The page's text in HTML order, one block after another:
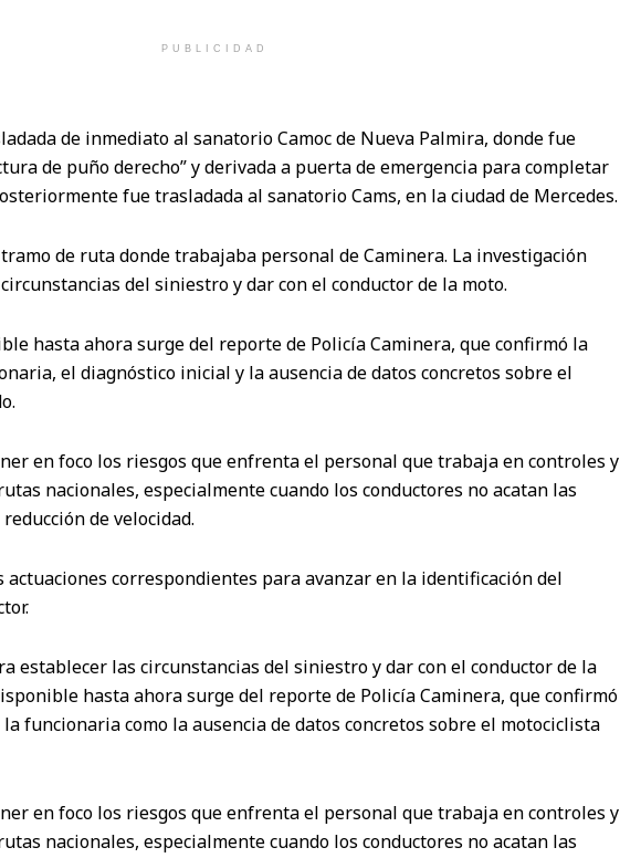
PUBLICIDAD
de inmediato al sanatorio Camoc de Nueva Palmira, donde fue
de puño derecho” y derivada a puerta de emergencia para completar
fue trasladada al sanatorio Cams, en la ciudad de Mercedes.
de ruta donde trabajaba personal de Caminera. La investigación
del siniestro y dar con el conductor de la moto.
hasta ahora surge del reporte de Policía Caminera, que confirmó la
el diagnóstico inicial y la ausencia de datos concretos sobre el
en foco los riesgos que enfrenta el personal que trabaja en controles y
nacionales, especialmente cuando los conductores no acatan las
de velocidad.
actuaciones correspondientes para avanzar en la identificación del
establecer las circunstancias del siniestro y dar con el conductor de la
hasta ahora surge del reporte de Policía Caminera, que confirmó
funcionaria como la ausencia de datos concretos sobre el motociclista
en foco los riesgos que enfrenta el personal que trabaja en controles y
nacionales, especialmente cuando los conductores no acatan las